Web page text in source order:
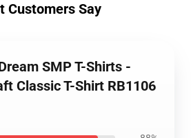
Customers Say
SMP T-Shirts -
Classic T-Shirt RB1106